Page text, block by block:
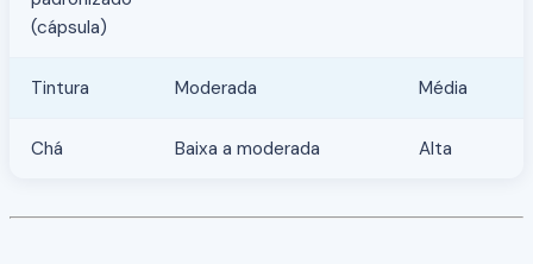
(cápsula)
Tintura Moderada Média
Chá Baixa a moderada Alta